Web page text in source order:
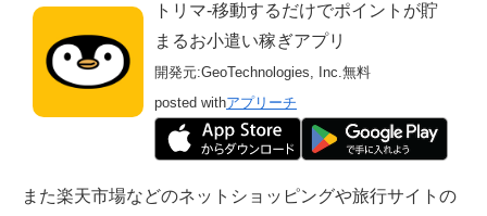
トリマ-移動するだけでポイントが貯
まるお小遣い稼ぎアプリ
開発元:GeoTechnologies, Inc.無料
posted withアプリーチ
また楽天市場などのネットショッピングや旅行サイトの